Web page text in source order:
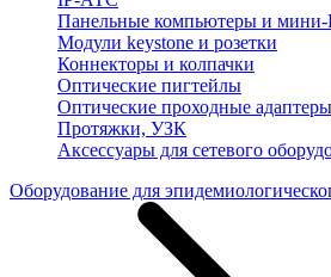
Панельные компьютеры и
Модули keystone и розетки
Коннекторы и колпачки
Оптические пигтейлы
Оптические проходные адаптеры
Протяжки, УЗК
Аксессуары для сетевого
Оборудование для